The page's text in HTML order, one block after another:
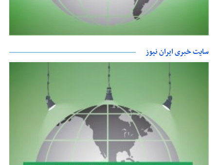
سایت خبری ایران نیوز